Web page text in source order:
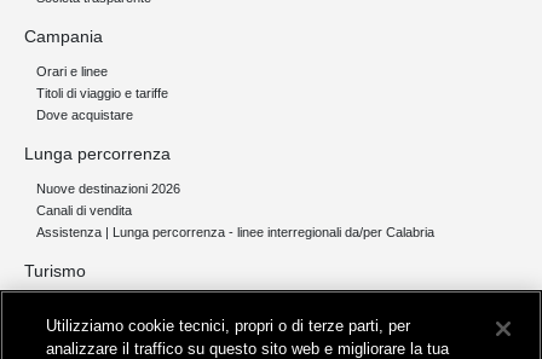
Campania
Orari e linee
Titoli di viaggio e tariffe
Dove acquistare
Lunga percorrenza
Nuove destinazioni 2026
Canali di vendita
Assistenza | Lunga percorrenza - linee interregionali da/per Calabria
Turismo
Servizi per aeroporti
Servizi di noleggio con conducente
Utilizziamo cookie tecnici, propri o di terze parti, per
analizzare il traffico su questo sito web e migliorare la tua